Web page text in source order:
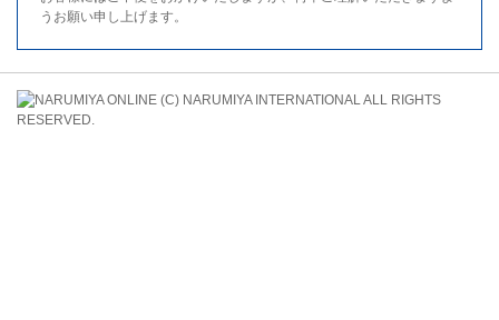
うお願い申し上げます。